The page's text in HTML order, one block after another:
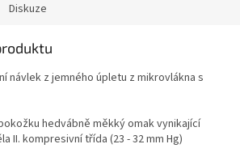
Diskuze
návlek z jemného úpletu z mikrovlákna s
hedvábně měkký omak vynikající
II. kompresivní třída (23 - 32 mm Hg)